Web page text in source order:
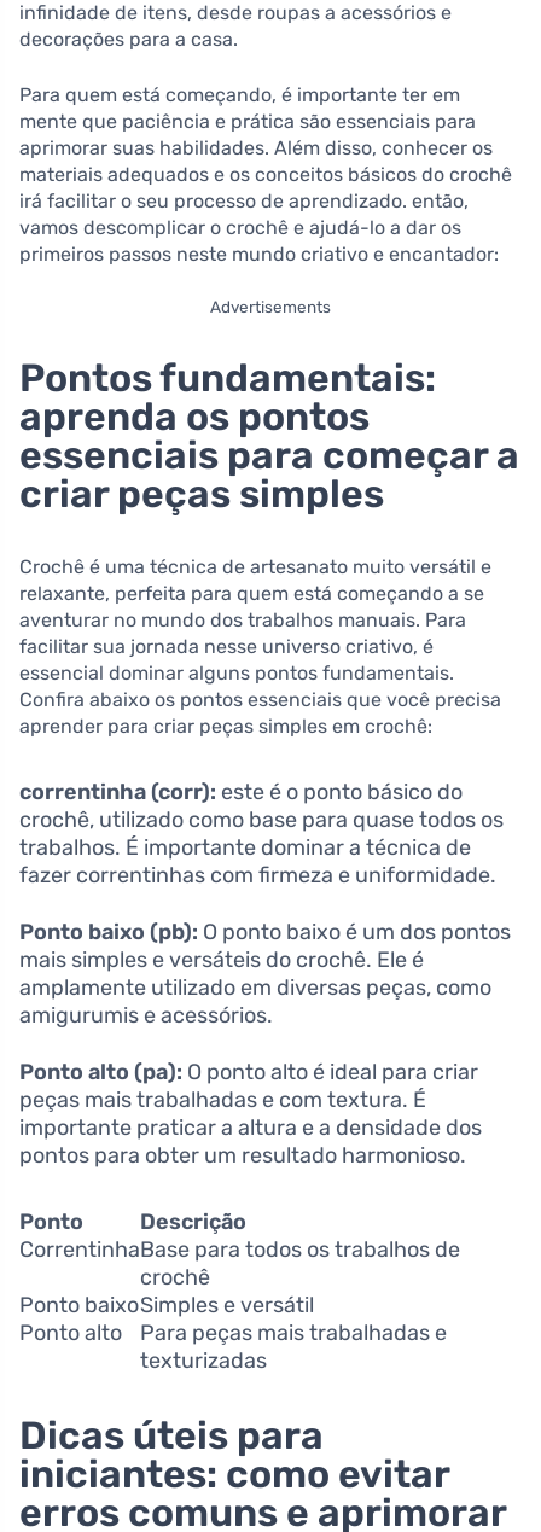
infinidade de itens, desde roupas a acessórios e
⁤decorações para a casa.
Para quem está começando, é importante ‌ter em
mente que paciência ⁢e prática são essenciais para
aprimorar suas habilidades.‌ Além disso, conhecer os
materiais adequados e os conceitos básicos do crochê
irá facilitar o seu processo de⁤ aprendizado. então,‌
vamos descomplicar ⁤o crochê‌ e ajudá-lo a dar os
primeiros ⁢passos neste mundo‍ criativo e​ encantador:
Advertisements
Pontos fundamentais:
aprenda os pontos ​
essenciais para começar a
criar peças simples
Crochê ​é​ uma técnica de artesanato muito ⁣versátil e
relaxante, perfeita⁢ para quem‌ está começando a se⁣
aventurar no mundo⁤ dos trabalhos manuais. Para
facilitar sua jornada nesse universo criativo, é
essencial dominar alguns pontos ‍fundamentais.
Confira​ abaixo ​os pontos essenciais que você⁤ precisa⁤
aprender para criar peças simples em​ crochê:
correntinha (corr): este é⁤ o ponto básico do
crochê, ‌utilizado como base para⁣ quase todos‍ os
⁤trabalhos. É ⁣importante ⁤dominar a técnica de
fazer correntinhas com firmeza e​ uniformidade.
Ponto baixo ‌(pb): O ⁢ponto baixo é ​um dos pontos
mais simples e versáteis ⁤do crochê. Ele ​é
‌amplamente‍ utilizado em​ diversas ⁢peças, como
⁤amigurumis e acessórios.
Ponto alto (pa): O ponto alto⁣ é ideal para criar
⁣peças mais trabalhadas e com ⁤textura. ‌É​
importante praticar a altura e a ⁢densidade⁣ dos
pontos para obter ⁢um resultado harmonioso.
Ponto
Descrição
CorrentinhaBase⁤ para‍ todos os trabalhos ‌de
crochê
Ponto ⁣baixoSimples e versátil
Ponto⁣ alto
Para peças mais trabalhadas e​
texturizadas
Dicas úteis para
iniciantes: como evitar
erros comuns e aprimorar